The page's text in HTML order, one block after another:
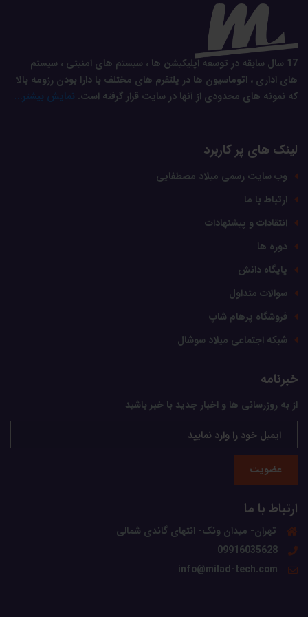
17 سال سابقه در توسعه اپلیکیشن ها ، سیستم های امنیتی ، سیستم
های اداری ، اتوماسیون ها در پلتفرم های مختلف با دارا بودن رزومه بالا
که نمونه های محدودی از آنها در سایت قرار گرفته است. نمایش بیشتر...
لینک های پر کاربرد
وب سایت رسمی میلاد مصطفایی
ارتباط با ما
انتقادات و پیشنهادات
دوره ها
پایگاه دانش
سوالات متداول
فروشگاه پرهام شاپ
شبکه اجتماعی میلاد سوشال
خبرنامه
از به روزرسانی ها و اخبار جدید با خبر باشید
عضویت
ارتباط با ما
تهران- میدان ونک- انتهای گاندی شمالی
09916035628
info@milad-tech.com